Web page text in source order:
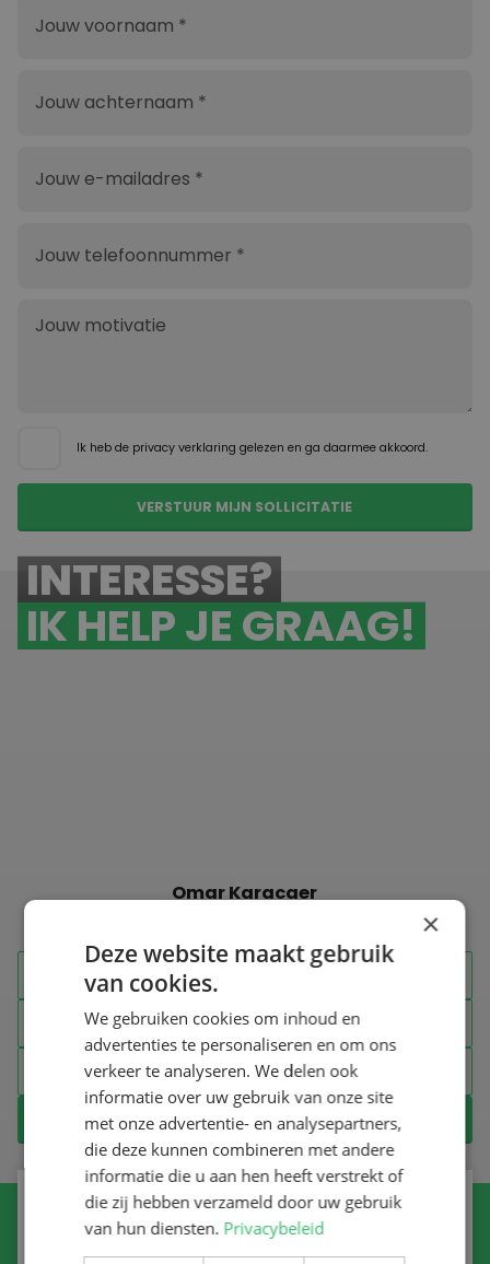
Ik heb de privacy verklaring gelezen en ga daarmee akkoord.
INTERESSE?
IK HELP JE GRAAG!
Omar Karacaer
+31 23 230 2074
+31 23 230 2074
haarlem@goodflex.nl
CONTACT OPNEMEN
SCHRIJF JE IN VOOR ONZE NIEUWSBRIEF
Ontvang het laatste nieuws en aanbiedingen in je
×
Deze website maakt gebruik
van cookies.
We gebruiken cookies om inhoud en
advertenties te personaliseren en om ons
verkeer te analyseren. We delen ook
informatie over uw gebruik van onze site
met onze advertentie- en analysepartners,
die deze kunnen combineren met andere
informatie die u aan hen heeft verstrekt of
die zij hebben verzameld door uw gebruik
van hun diensten. Privacybeleid